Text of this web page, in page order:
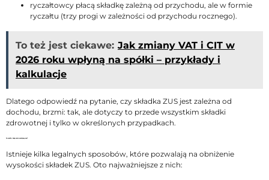
ryczałtowcy płacą składkę zależną od przychodu, ale w formie
ryczałtu (trzy progi w zależności od przychodu rocznego).
To też jest ciekawe: Jak zmiany VAT i CIT w
2026 roku wpłyną na spółki – przykłady i
kalkulacje
Dlatego odpowiedź na pytanie, czy składka ZUS jest zależna od
dochodu, brzmi: tak, ale dotyczy to przede wszystkim składki
zdrowotnej i tylko w określonych przypadkach.
Co zrobić, żeby mieć mniejszy zus?
Istnieje kilka legalnych sposobów, które pozwalają na obniżenie
wysokości składek ZUS. Oto najważniejsze z nich: